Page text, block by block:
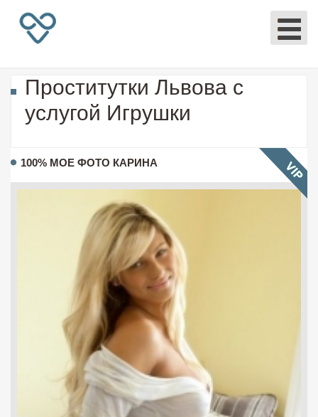
Проститутки Львова с
услугой Игрушки
100% МОЕ ФОТО КАРИНА